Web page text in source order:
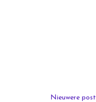
Nieuwere post